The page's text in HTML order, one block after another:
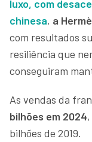
luxo, com
chinesa, a
com resultados
resiliência que
conseguiram
As vendas da
bilhões em 2024
bilhões de 2019.